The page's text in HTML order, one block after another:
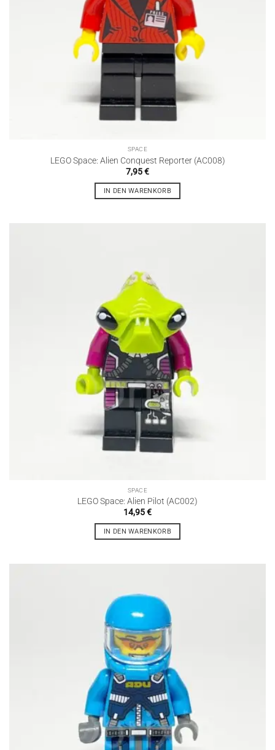
SPACE
LEGO Space: Alien Conquest Reporter (AC008)
7,95€
IN DEN WARENKORB
SPACE
LEGO Space: Alien Pilot (AC002)
14,95€
IN DEN WARENKORB